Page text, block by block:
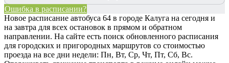
Ошибка в расписании?
Новое расписание автобуса 64 в городе Калуга на сегодня и
на завтра для всех остановок в прямом и обратном
направлении. На сайте есть поиск обновленного расписания
для городских и пригородных маршрутов со стоимостью
проезда на все дни недели: Пн, Вт, Ср, Чт, Пт, Сб, Вс.